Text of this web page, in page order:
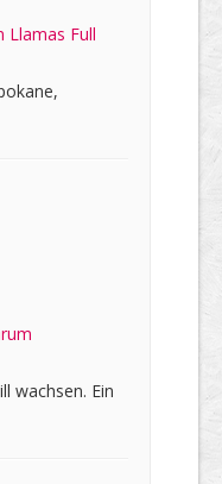
Llamas Full
wachsen. Ein